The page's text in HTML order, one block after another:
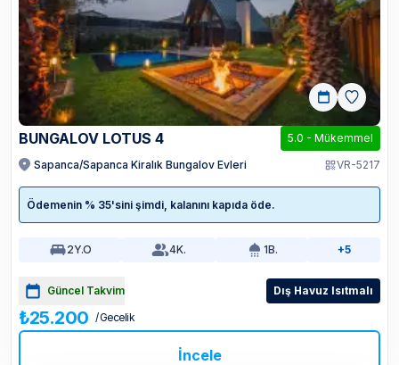
BUNGALOV LOTUS 4 5.0 - Mükemmel
Sapanca/Sapanca Kiralık Bungalov Evleri
VR-5217
Ödemenin % 35'sini şimdi, kalanını kapıda öde.
2Y.O 4K. 1B. +5
Güncel Takvim Dış Havuz Isıtmalı
₺25.200 / Gecelik
İncele